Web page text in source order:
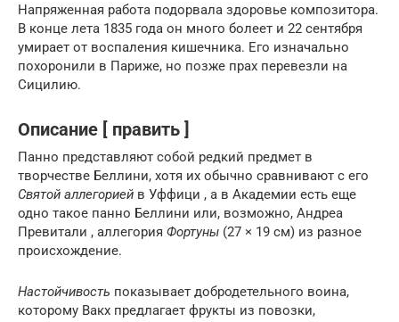
Напряженная работа подорвала здоровье композитора.
В конце лета 1835 года он много болеет и 22 сентября
умирает от воспаления кишечника. Его изначально
похоронили в Париже, но позже прах перевезли на
Сицилию.
Описание [ править ]
Панно представляют собой редкий предмет в
творчестве Беллини, хотя их обычно сравнивают с его
Святой аллегорией в Уффици , а в Академии есть еще
одно такое панно Беллини или, возможно, Андреа
Превитали , аллегория Фортуны (27 × 19 см) из разное
происхождение.
Настойчивость показывает добродетельного воина,
которому Вакх предлагает фрукты из повозки,